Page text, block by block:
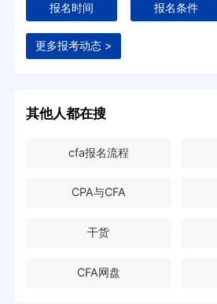
报名时间 报名条件
更多报考动态 >
其他人都在搜
cfa报名流程
CPA与CFA
干货
CFA网盘